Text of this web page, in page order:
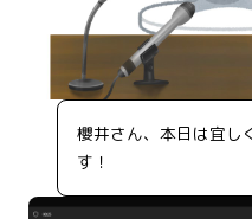
櫻井さん、本日は宜し
す！